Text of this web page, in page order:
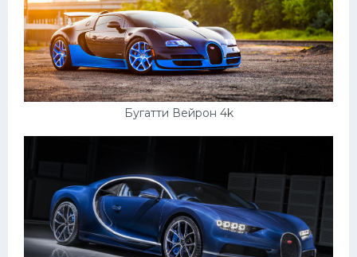
Бугатти Вейрон 4k
Разное
Автомобили
Красивые фото машин
Ауди
Гараж